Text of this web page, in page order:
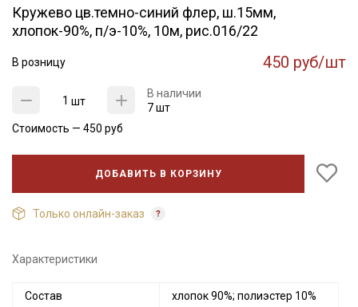
Кружево цв.темно-синий флер, ш.15мм,
хлопок-90%, п/э-10%, 10м, рис.016/22
В розницу 450 руб/шт
шт
В наличии
7 шт
Стоимость — 450 руб
ДОБАВИТЬ В КОРЗИНУ
Только онлайн-заказ
Характеристики
Состав хлопок 90%; полиэстер 10%